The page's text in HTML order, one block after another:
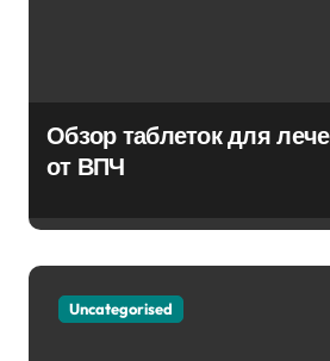
Обзор таблеток для
от ВПЧ
Uncategorised